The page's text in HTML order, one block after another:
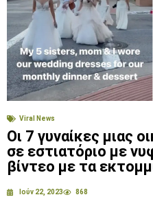
Viral News
Οι 7 γυναίκες μιας
σε εστιατόριο με
βίντεο με τα
Ιούν 22, 2023 868